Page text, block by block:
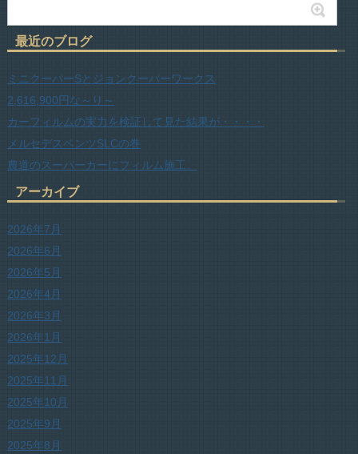
最近のブログ
ミニクーパーSとジョンクーパーワークス
2,616,900円な～り～
カーフィルムの実力を検証して見た結果が・・・・
メルセデスベンツSLCの巻
農道のスーパーカーにフィルム施工。
アーカイブ
2026年7月
2026年6月
2026年5月
2026年4月
2026年3月
2026年1月
2025年12月
2025年11月
2025年10月
2025年9月
2025年8月